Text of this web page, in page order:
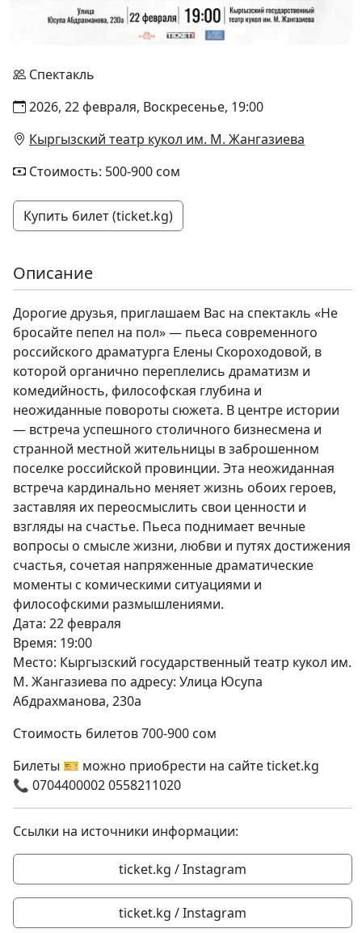
Спектакль
2026, 22 февраля, Воскресенье, 19:00
Кыргызский театр кукол им. М. Жангазиева
Стоимость: 500-900 сом
Купить билет (ticket.kg)
Описание
Дорогие друзья, приглашаем Вас на спектакль «Не
бросайте пепел на пол» — пьеса современного
российского драматурга Елены Скороходовой, в
которой органично переплелись драматизм и
комедийность, философская глубина и
неожиданные повороты сюжета. В центре истории
— встреча успешного столичного бизнесмена и
странной местной жительницы в заброшенном
поселке российской провинции. Эта неожиданная
встреча кардинально меняет жизнь обоих героев,
заставляя их переосмыслить свои ценности и
взгляды на счастье. Пьеса поднимает вечные
вопросы о смысле жизни, любви и путях достижения
счастья, сочетая напряженные драматические
моменты с комическими ситуациями и
философскими размышлениями.
Дата: 22 февраля
Время: 19:00
Место: Кыргызский государственный театр кукол им.
М. Жангазиева по адресу: Улица Юсупа
Абдрахманова, 230а
Стоимость билетов 700-900 сом
Билеты 🎫 можно приобрести на сайте ticket.kg
📞 0704400002 0558211020
Ссылки на источники информации:
ticket.kg / Instagram
ticket.kg / Instagram